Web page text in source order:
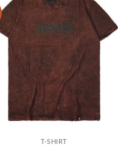
Add to
wishlist
T-SHIRT